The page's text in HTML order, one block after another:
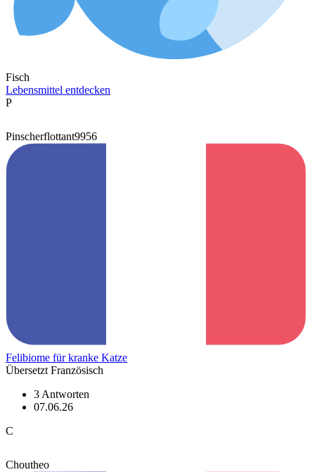
Fisch
Lebensmittel entdecken
P
Pinscherflottant9956
Felibiome für kranke Katze
Übersetzt Französisch
3 Antworten
07.06.26
C
Choutheo